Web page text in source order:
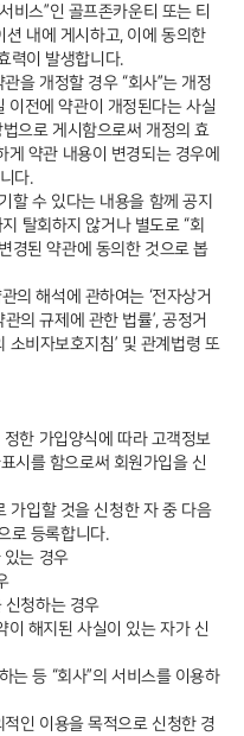
비스”인 골프존카운티 또는 티
내에 게시하고, 이에 동의한
력이 발생합니다.
을 개정할 경우 “회사”는 개정
이전에 약관이 개정된다는 사실
으로 게시함으로써 개정의 효
게 약관 내용이 변경되는 경우에
다.
할 수 있다는 내용을 함께 공지
탈회하지 않거나 별도로 “회
경된 약관에 동의한 것으로 봅
의 해석에 관하여는 ‘전자상거
의 규제에 관한 법률’, 공정거
소비자보호지침’ 및 관계법령 또
정한 가입양식에 따라 고객정보
시를 함으로써 회원가입을 신
가입할 것을 신청한 자 중 다음
로 등록합니다.
는 경우
청하는 경우
해지된 사실이 있는 자가 신
등 “회사”의 서비스를 이용하
인 이용을 목적으로 신청한 경